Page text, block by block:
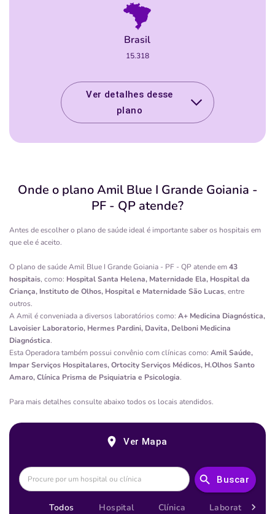
Brasil
15.318
Ver detalhes desse
plano
Onde o planoAmil Blue I Grande Goiania -
PF - QP atende?
Antes de escolher o plano de saúde ideal é importante saber os hospitais em
que ele é aceito.
O plano de saúdeAmil Blue I Grande Goiania - PF - QP atende em43
hospitais, como: Hospital Santa Helena, Maternidade Ela, Hospital da
Criança, Instituto de Olhos, Hospital e Maternidade São Lucas, entre
outros.
AAmilé conveniada a diversos laboratórios como: A+ Medicina Diagnóstica,
Lavoisier Laboratorio, Hermes Pardini, Davita, Delboni Medicina
Diagnóstica.
Esta Operadora também possui convênio com clínicas como: Amil Saúde,
Impar Serviços Hospitalares, Ortocity Serviços Médicos, H.Olhos Santo
Amaro, Clínica Prisma de Psiquiatria e Psicologia.
Para mais detalhes consulte abaixo todos os locais atendidos.
Ver Mapa
Buscar
Todos Hospital Clínica Laboratório